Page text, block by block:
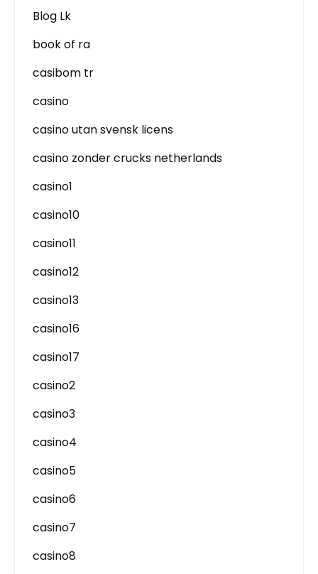
Blog Lk
book of ra
casibom tr
casino
casino utan svensk licens
casino zonder crucks netherlands
casino1
casino10
casino11
casino12
casino13
casino16
casino17
casino2
casino3
casino4
casino5
casino6
casino7
casino8